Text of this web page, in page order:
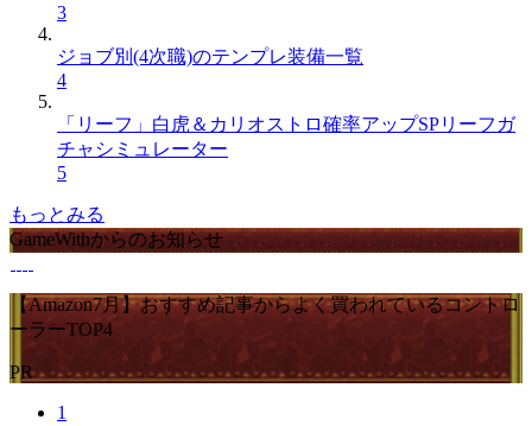
3
ジョブ別(4次職)のテンプレ装備一覧
4
「リーフ」白虎＆カリオストロ確率アップSPリーフガ
チャシミュレーター
5
もっとみる
GameWithからのお知らせ
【Amazon7月】おすすめ記事からよく買われているコントロ
ーラーTOP4
PR
1